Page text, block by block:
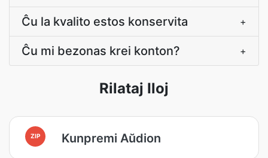
Ĉu la kvalito estos konservita +
Ĉu mi bezonas krei konton? +
Rilataj Iloj
ZIP Kunpremi Aŭdion